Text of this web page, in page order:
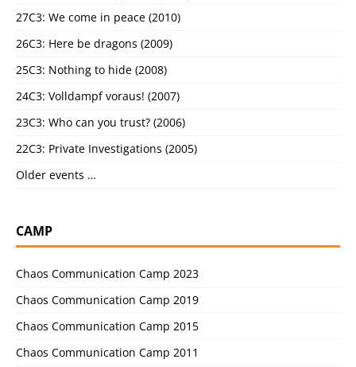
27C3: We come in peace (2010)
26C3: Here be dragons (2009)
25C3: Nothing to hide (2008)
24C3: Volldampf voraus! (2007)
23C3: Who can you trust? (2006)
22C3: Private Investigations (2005)
Older events …
CAMP
Chaos Communication Camp 2023
Chaos Communication Camp 2019
Chaos Communication Camp 2015
Chaos Communication Camp 2011